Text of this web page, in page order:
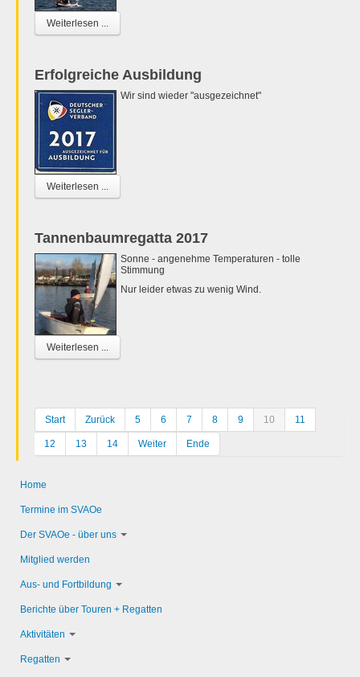
Weiterlesen ...
Erfolgreiche Ausbildung
Wir sind wieder "ausgezeichnet"
Weiterlesen ...
Tannenbaumregatta 2017
Sonne - angenehme Temperaturen - tolle
Stimmung
Nur leider etwas zu wenig Wind.
Weiterlesen ...
Start Zurück 5 6 7 8 9 10 11
12 13 14 Weiter Ende
Home
Termine im SVAOe
Der SVAOe - über uns
Mitglied werden
Aus- und Fortbildung
Berichte über Touren + Regatten
Aktivitäten
Regatten